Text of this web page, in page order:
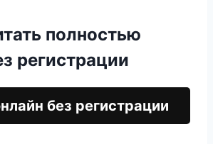
полностью
регистрации
без регистрации